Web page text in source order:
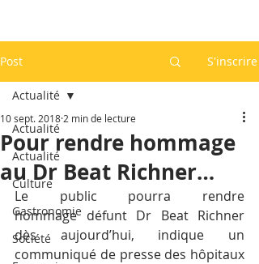
Post S'inscrire
Actualité
Actualité
Culture
Gastronomie
Société
Actualité
Pour rendre hommage
au Dr Beat Richner…
10 sept. 2018 2 min de lecture
Le public pourra rendre
hommage défunt Dr Beat Richner
dès aujourd’hui, indique un
communiqué de presse des hôpitaux